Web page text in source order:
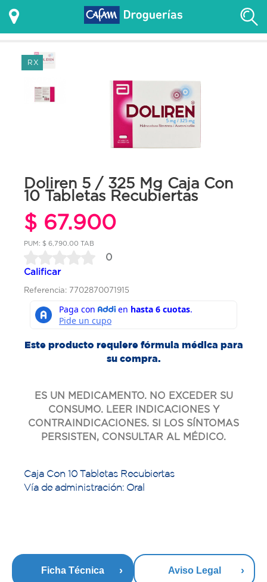
RX
Doliren 5 / 325 Mg Caja Con
10 Tabletas Recubiertas
$ 67.900
PUM: $ 6,790.00 TAB
0
Calificar
Referencia: 7702870071915
Este producto requiere fórmula médica para
su compra.
ES UN MEDICAMENTO. NO EXCEDER SU
CONSUMO. LEER INDICACIONES Y
CONTRAINDICACIONES. SI LOS SÍNTOMAS
PERSISTEN, CONSULTAR AL MÉDICO.
Caja Con 10 Tabletas Recubiertas
Vía de administración: Oral
Ficha Técnica Aviso Legal